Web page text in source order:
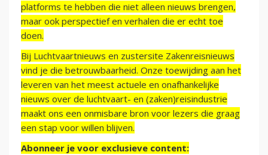
platforms te hebben die niet alleen nieuws brengen,
maar ook perspectief en verhalen die er echt toe
doen.
Bij Luchtvaartnieuws en zustersite Zakenreisnieuws
vind je die betrouwbaarheid. Onze toewijding aan het
leveren van het meest actuele en onafhankelijke
nieuws over de luchtvaart- en (zaken)reisindustrie
maakt ons een onmisbare bron voor lezers die graag
een stap voor willen blijven.
Abonneer je voor exclusieve content: